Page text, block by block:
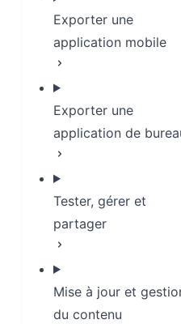
Exporter une
application mobile
Exporter une
application de
Tester, gérer et
partager
Mise à jour et
du contenu